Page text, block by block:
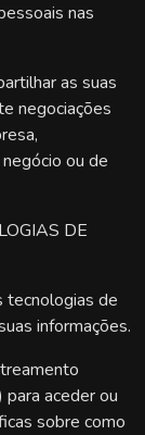
nas
as suas
negociações
ou de
DE
tecnologias de
informações.
aceder ou
sobre como